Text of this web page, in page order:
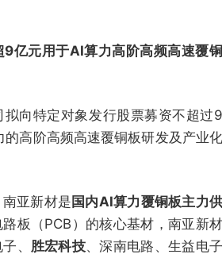
亿元用于AI算力高阶高频高速覆铜
向特定对象发行股票募资不超过9
的高阶高频高速覆铜板研发及产业化
亚新材是国内AI算力覆铜板主力供
板（PCB）的核心基材，南亚新材
、 胜宏科技、深南电路、生益电子